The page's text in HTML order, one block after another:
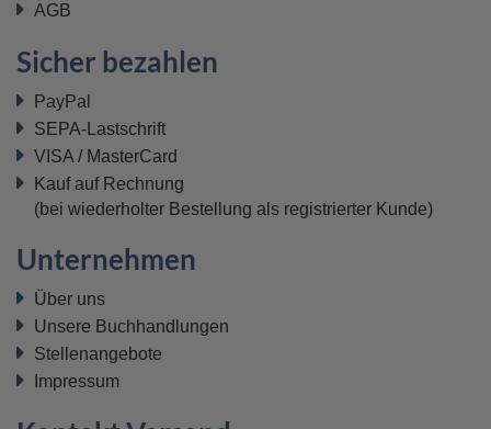
AGB
Sicher bezahlen
PayPal
SEPA-Lastschrift
VISA / MasterCard
Kauf auf Rechnung
(bei wiederholter Bestellung als registrierter Kunde)
Unternehmen
Über uns
Unsere Buchhandlungen
Stellenangebote
Impressum